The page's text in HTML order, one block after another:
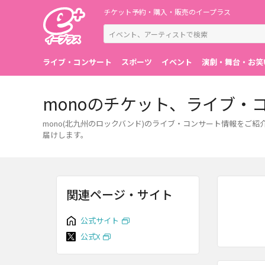
チケット予約・購入・販売のイープラス
ライブ・コンサート スポーツ イベント 演劇・舞台・お笑
monoのチケット、ライブ・
mono(北九州のロックバンド)のライブ・コンサート情報をご
届けします。
関連ページ・サイト
公式サイト
公式X